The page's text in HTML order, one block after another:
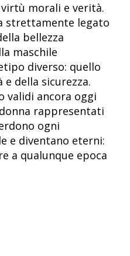
morali e verità.
strettamente legato
bellezza
maschile
diverso: quello
della sicurezza.
validi ancora oggi
rappresentati
ogni
e diventano eterni:
a qualunque epoca